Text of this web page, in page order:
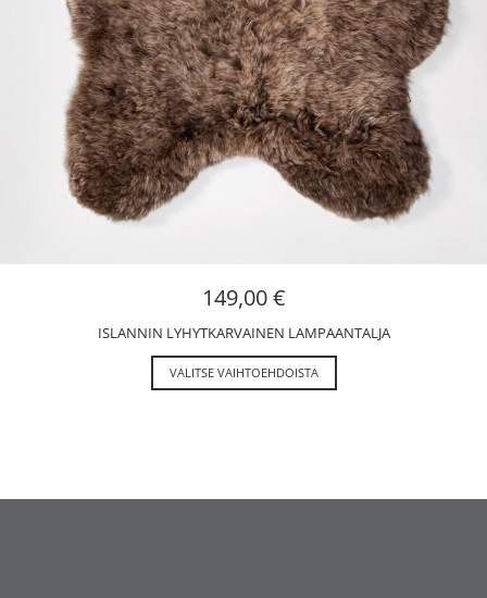
149,00€
ISLANNIN LYHYTKARVAINEN LAMPAANTALJA
VALITSE VAIHTOEHDOISTA